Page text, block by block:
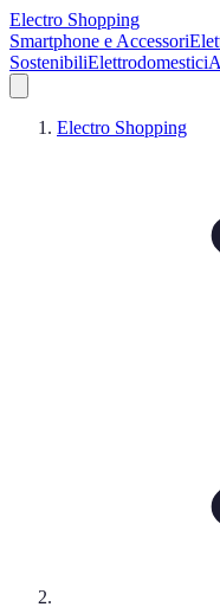
Electro Shopping
Smartphone e Accessori
SostenibiliElettrodomestici
Electro Shopping